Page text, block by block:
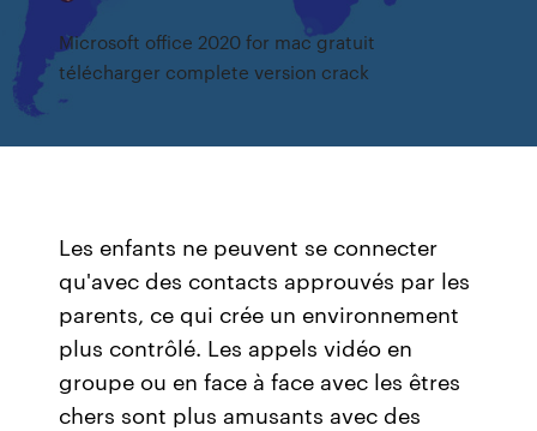
Microsoft office 2020 for mac gratuit
télécharger complete version crack
Les enfants ne peuvent se connecter
qu'avec des contacts approuvés par les
parents, ce qui crée un environnement
plus contrôlé. Les appels vidéo en
groupe ou en face à face avec les êtres
chers sont plus amusants avec des